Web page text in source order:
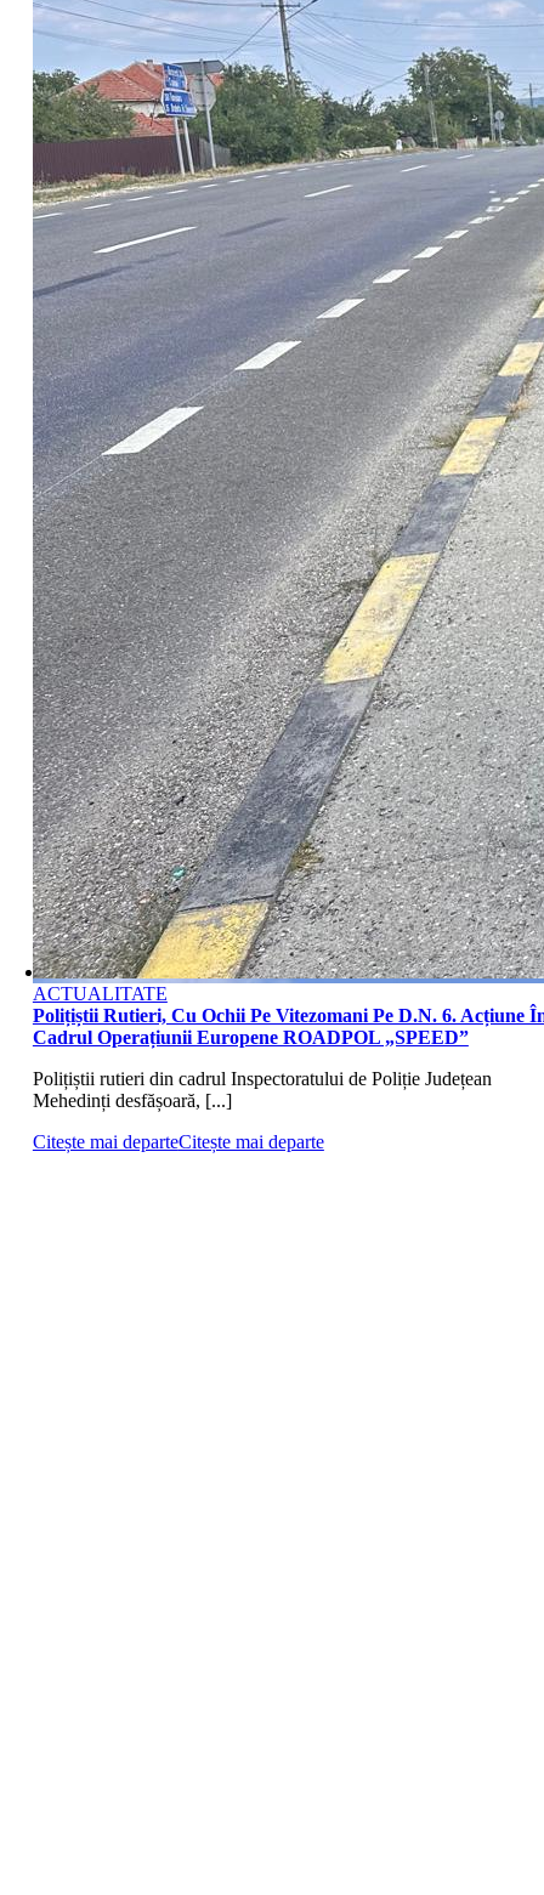
ACTUALITATE
Polițiștii Rutieri, Cu Ochii Pe Vitezomani Pe D.N. 6. Acțiune
Cadrul Operațiunii Europene ROADPOL „SPEED”
Polițiștii rutieri din cadrul Inspectoratului de Poliție Județean
Mehedinți desfășoară, [...]
Citește mai departeCitește mai departe